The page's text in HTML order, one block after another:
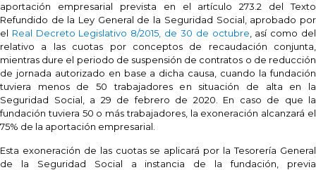
aportación empresarial prevista en el artículo 273.2 del Texto
Refundido de la Ley General de la Seguridad Social, aprobado por
el Real Decreto Legislativo 8/2015, de 30 de octubre, así como del
relativo a las cuotas por conceptos de recaudación conjunta,
mientras dure el periodo de suspensión de contratos o de reducción
de jornada autorizado en base a dicha causa, cuando la fundación
tuviera menos de 50 trabajadores en situación de alta en la
Seguridad Social, a 29 de febrero de 2020. En caso de que la
fundación tuviera 50 o más trabajadores, la exoneración alcanzará el
75% de la aportación empresarial.
Esta exoneración de las cuotas se aplicará por la Tesorería General
de la Seguridad Social a instancia de la fundación, previa